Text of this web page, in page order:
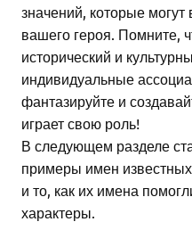
значений, которые могут
вашего героя. Помните,
исторический и
индивидуальные
фантазируйте и
играет свою роль!
В следующем разделе
примеры имен
и то, как их имена
характеры.